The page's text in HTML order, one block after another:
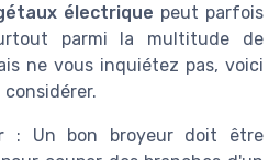
électrique peut parfois
parmi la multitude de
ne vous inquiétez pas, voici
considérer.
: Un bon broyeur doit être